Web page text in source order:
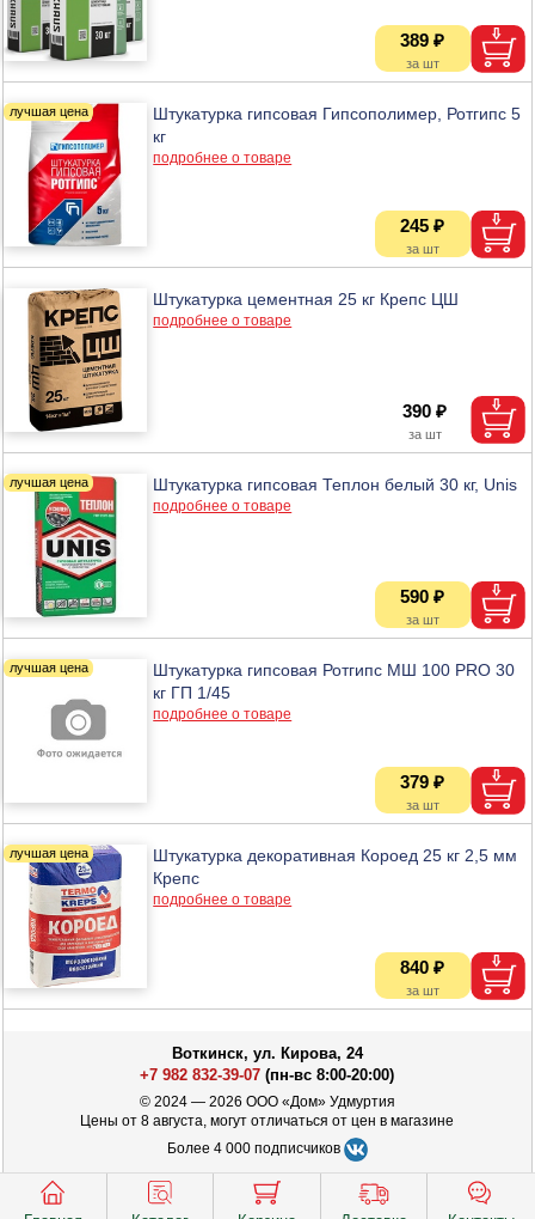
389 ₽
Штукатурка гипсовая Гипсополимер, Ротгипс 5
кг
подробнее о товаре
245 ₽
Штукатурка цементная 25 кг Крепс ЦШ
подробнее о товаре
390 ₽
Штукатурка гипсовая Теплон белый 30 кг, Unis
подробнее о товаре
590 ₽
Штукатурка гипсовая Ротгипс МШ 100 PRO 30
кг ГП 1/45
подробнее о товаре
379 ₽
Штукатурка декоративная Короед 25 кг 2,5 мм
Крепс
подробнее о товаре
840 ₽
Воткинск, ул. Кирова, 24
+7 982 832-39-07 (пн-вс 8:00-20:00)
© 2024 — 2026 ООО «Дом» Удмуртия
Цены от 8 августа, могут отличаться от цен в магазине
Более 4 000 подписчиков